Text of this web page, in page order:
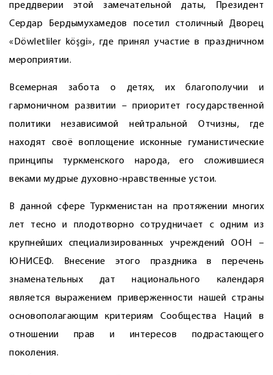
преддверии этой замечательной даты, Президент
Сердар Бердымухамедов посетил столичный Дворец
«Döwletliler köşgi», где принял участие в праздничном
мероприятии.
Всемерная забота о детях, их благополучии и
гармоничном развитии – приоритет государственной
политики независимой нейтральной Отчизны, где
находят своё воплощение исконные гуманистические
принципы туркменского народа, его сложившиеся
веками мудрые духовно-нравственные устои.
В данной сфере Туркменистан на протяжении многих
лет тесно и плодотворно сотрудничает с одним из
крупнейших специализированных учреждений ООН –
ЮНИСЕФ. Внесение этого праздника в перечень
знаменательных дат национального календаря
является выражением приверженности нашей страны
основополагающим критериям Сообщества Наций в
отношении прав и интересов подрастающего
поколения.